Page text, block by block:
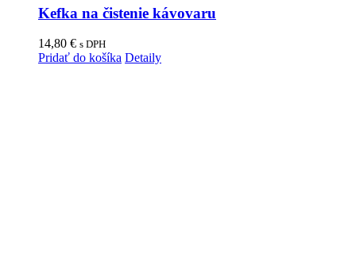
Kefka na čistenie kávovaru
14,80 € s DPH
Pridať do košíka Detaily